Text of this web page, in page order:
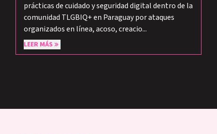
prácticas de cuidado y seguridad digital dentro de la
comunidad TLGBIQ+ en Paraguay por ataques
organizados en línea, acoso, creacio...
LEER MÁS